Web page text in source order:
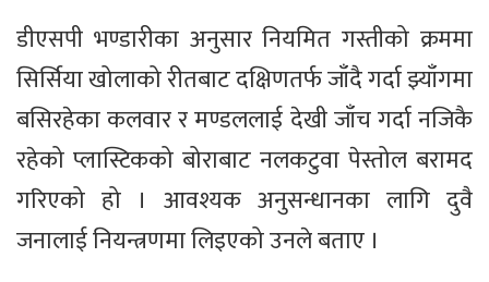
डीएसपी भण्डारीका अनुसार नियमित गस्तीको क्रममा
सिर्सिया खोलाको रीतबाट दक्षिणतर्फ जाँदै गर्दा झ्याँगमा
बसिरहेका कलवार र मण्डललाई देखी जाँच गर्दा नजिकै
रहेको प्लास्टिकको बोराबाट नलकटुवा पेस्तोल बरामद
गरिएको हो । आवश्यक अनुसन्धानका लागि दुवै
जनालाई नियन्त्रणमा लिइएको उनले बताए ।